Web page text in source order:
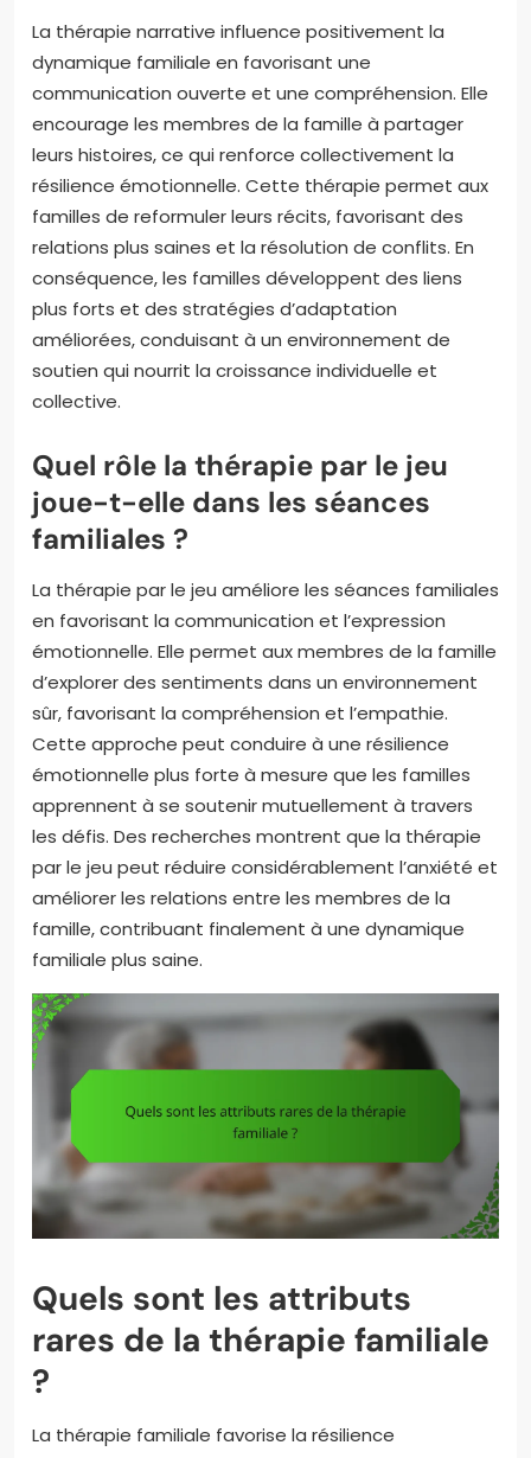
La thérapie narrative influence positivement la
dynamique familiale en favorisant une
communication ouverte et une compréhension. Elle
encourage les membres de la famille à partager
leurs histoires, ce qui renforce collectivement la
résilience émotionnelle. Cette thérapie permet aux
familles de reformuler leurs récits, favorisant des
relations plus saines et la résolution de conflits. En
conséquence, les familles développent des liens
plus forts et des stratégies d’adaptation
améliorées, conduisant à un environnement de
soutien qui nourrit la croissance individuelle et
collective.
Quel rôle la thérapie par le jeu
joue-t-elle dans les séances
familiales ?
La thérapie par le jeu améliore les séances familiales
en favorisant la communication et l’expression
émotionnelle. Elle permet aux membres de la famille
d’explorer des sentiments dans un environnement
sûr, favorisant la compréhension et l’empathie.
Cette approche peut conduire à une résilience
émotionnelle plus forte à mesure que les familles
apprennent à se soutenir mutuellement à travers
les défis. Des recherches montrent que la thérapie
par le jeu peut réduire considérablement l’anxiété et
améliorer les relations entre les membres de la
famille, contribuant finalement à une dynamique
familiale plus saine.
Quels sont les attributs
rares de la thérapie familiale
?
La thérapie familiale favorise la résilience